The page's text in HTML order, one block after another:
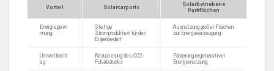
Vorteil Solarcarports
Solarbetriebene
Parkflächen
Energiegewi
nnung
Stetige
Stromproduktion für den
Eigenbedarf
Ausnutzung großer Flächen
zur Energieerzeugung
Umweltbeitr
ag
Reduzierung des CO2-
Fußabdrucks
Förderung regenerativer
Energienutzung